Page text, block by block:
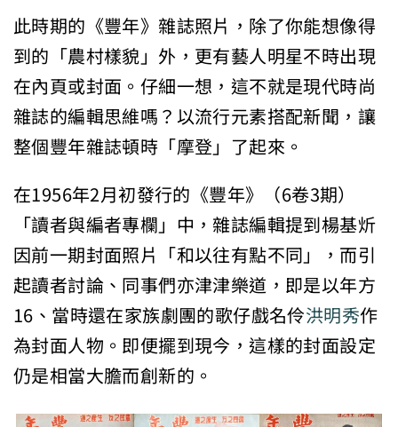
此時期的《豐年》雜誌照片，除了你能想像得
到的「農村樣貌」外，更有藝人明星不時出現
在內頁或封面。仔細一想，這不就是現代時尚
雜誌的編輯思維嗎？以流行元素搭配新聞，讓
整個豐年雜誌頓時「摩登」了起來。
在1956年2月初發行的《豐年》（6卷3期）
「讀者與編者專欄」中，雜誌編輯提到楊基炘
因前一期封面照片「和以往有點不同」，而引
起讀者討論、同事們亦津津樂道，即是以年方
16、當時還在家族劇團的歌仔戲名伶洪明秀作
為封面人物。即便擺到現今，這樣的封面設定
仍是相當大膽而創新的。